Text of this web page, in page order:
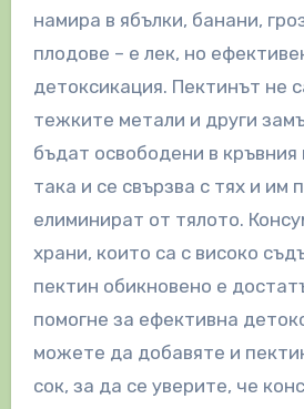
намира в ябълки, банани,
плодове – е лек, но
детоксикация. Пектинът не
тежките метали и други
бъдат освободени в
така и се свързва с тях и им
елиминират от тялото.
храни, които са с високо
пектин обикновено е
помогне за ефективна
можете да добавяте и
сок, за да се уверите, че